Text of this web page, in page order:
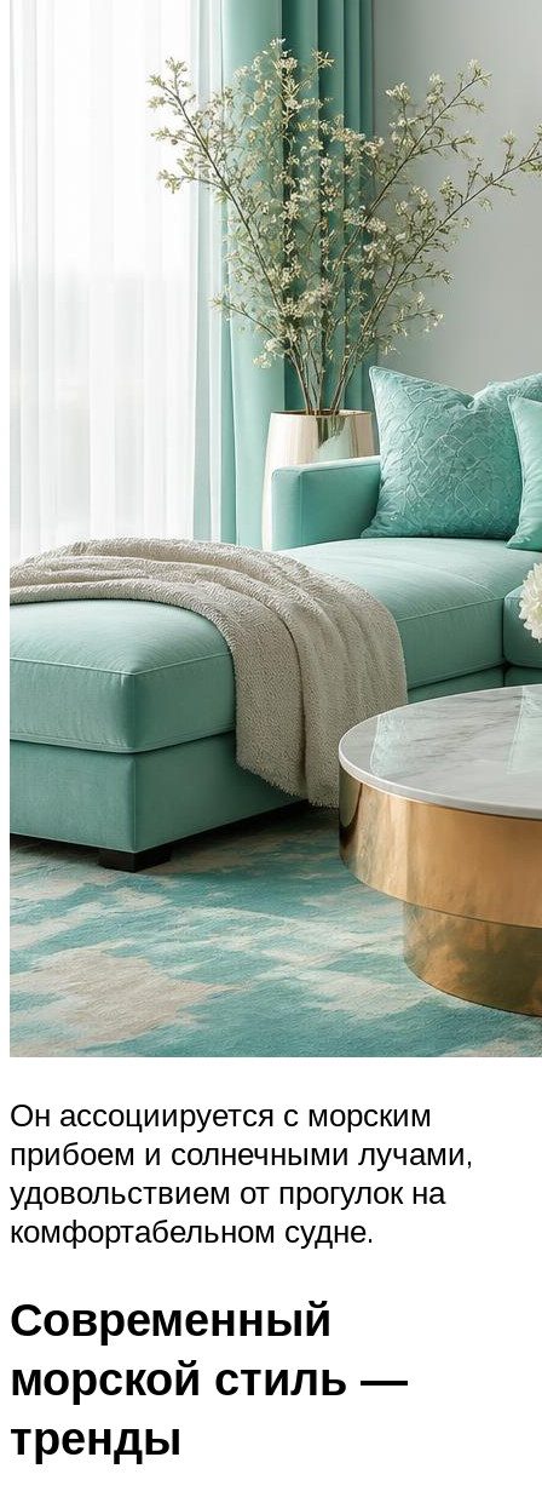
Он ассоциируется с морским
прибоем и солнечными лучами,
удовольствием от прогулок на
комфортабельном судне.
Современный
морской стиль —
тренды